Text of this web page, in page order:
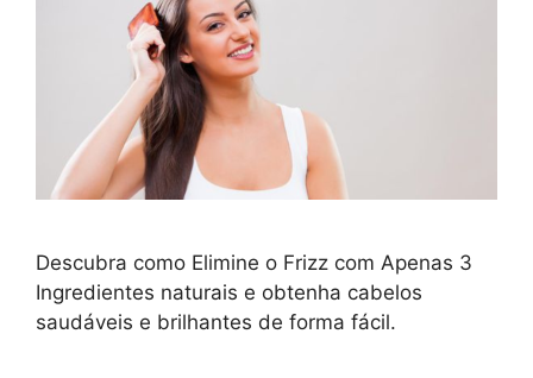
Descubra como Elimine o Frizz com Apenas 3
Ingredientes naturais e obtenha cabelos
saudáveis e brilhantes de forma fácil.